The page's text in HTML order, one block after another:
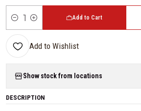
Quantity
Add to Cart
Add to Wishlist
Show stock from locations
DESCRIPTION